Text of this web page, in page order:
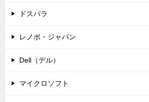
ドスパラ
レノボ・ジャパン
Dell（デル）
マイクロソフト